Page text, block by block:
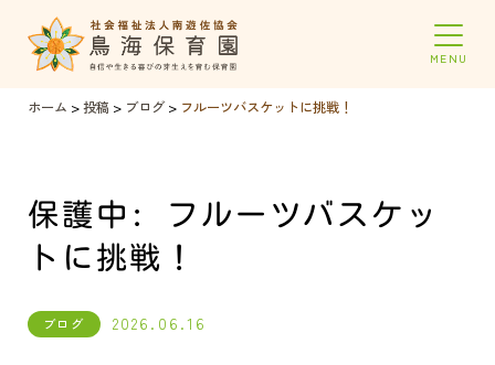
ホーム >投稿 > ブログ> フルーツバスケットに挑戦！
保護中: フルーツバスケッ
トに挑戦！
ブログ 2026.06.16